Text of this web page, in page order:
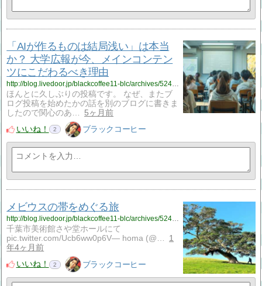
「AIが作るものは結局浅い」は本当
か？ 大学広報が今、メインコンテン
ツにこだわるべき理由
http://blog.livedoor.jp/blackcoffee11-blc/archives/52437151.html
ほんとに久しぶりの投稿です。 なぜ、またブ
ログ投稿を始めたかの話を別のブログに書きま
したので関心のあ…
5ヶ月前
いいね！
2 ブラックコーヒー
メビウスの帯をめぐる旅
http://blog.livedoor.jp/blackcoffee11-blc/archives/52423402.html
千葉市美術館さや堂ホールにて
pic.twitter.com/Ucb6ww0p6V— homa (@…
1
年4ヶ月前
いいね！
2 ブラックコーヒー